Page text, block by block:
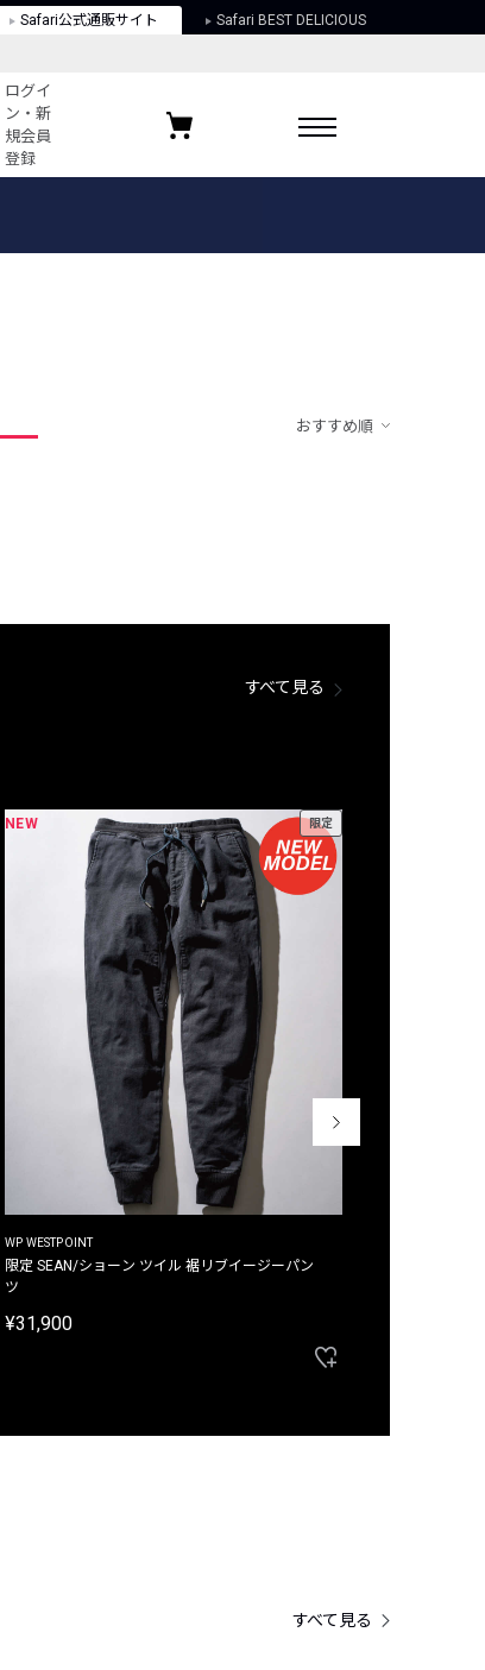
Safari公式通販サイト Safari BEST DELICIOUS
ログイ
ン・新
規会員
登録
お気に入りブランド
おすすめ順
すべて見る
NEW 限定
WP WESTPOINT
限定 SEAN/ショーン ツイル 裾リブイージーパン
ツ
¥31,900
すべて見る